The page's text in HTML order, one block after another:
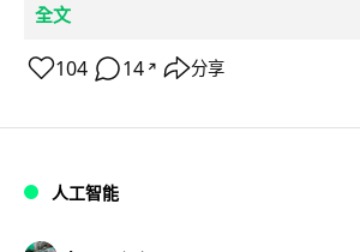
全文
104 14 ↗ 分享
人工智能